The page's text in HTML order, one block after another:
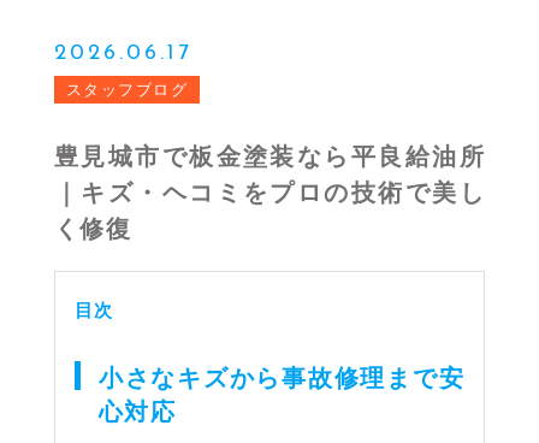
2026.06.17
スタッフブログ
豊見城市で板金塗装なら平良給油所
｜キズ・ヘコミをプロの技術で美し
く修復
目次
小さなキズから事故修理まで安
心対応